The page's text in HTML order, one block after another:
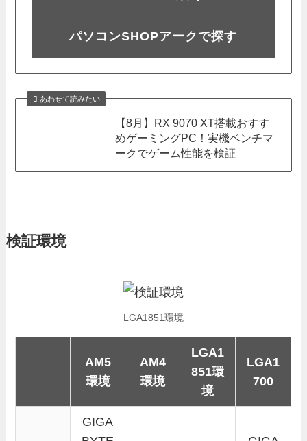
パソコンSHOPアークで探す
あわせて読みたい
【8月】RX 9070 XT搭載おすす
めゲーミングPC！実機ベンチマ
ークでゲーム性能を検証
検証環境
LGA1851環境
AM5
環境
AM4
環境
LGA1
851環
境
LGA1
700
GIGA